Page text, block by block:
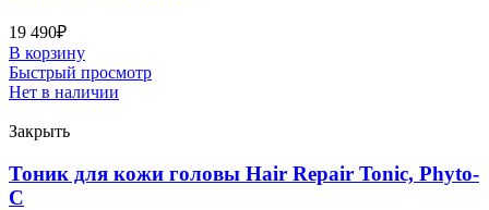
19 490₽
В корзину
Быстрый просмотр
Нет в наличии
Закрыть
Тоник для кожи головы Hair Repair Tonic, Phyto-
C